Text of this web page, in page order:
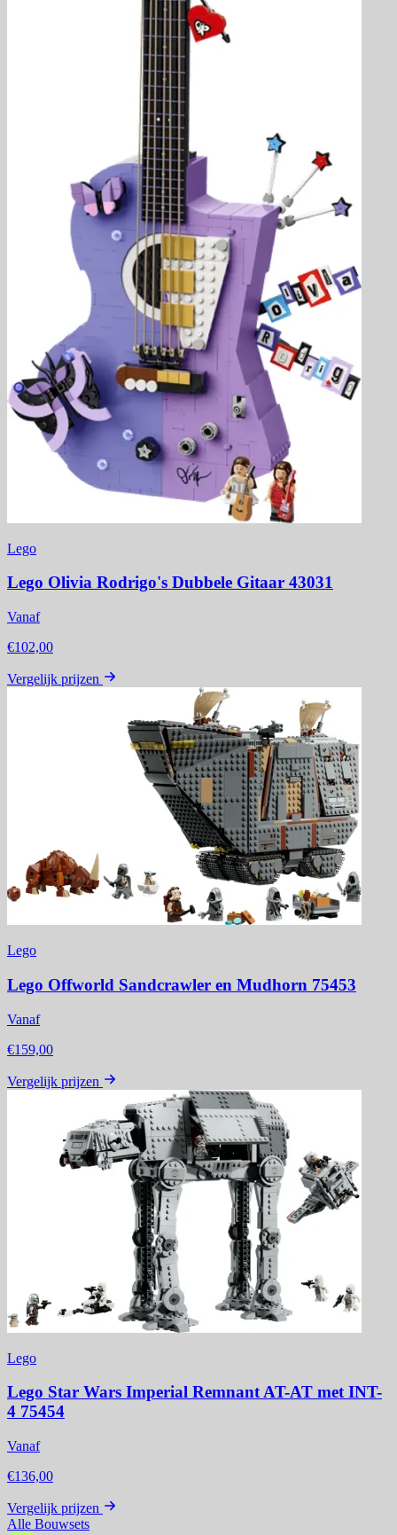
Lego
Lego Olivia Rodrigo's Dubbele Gitaar 43031
Vanaf
€102,00
Vergelijk prijzen
Lego
Lego Offworld Sandcrawler en Mudhorn 75453
Vanaf
€159,00
Vergelijk prijzen
Lego
Lego Star Wars Imperial Remnant AT-AT met INT-
4 75454
Vanaf
€136,00
Vergelijk prijzen
Alle Bouwsets